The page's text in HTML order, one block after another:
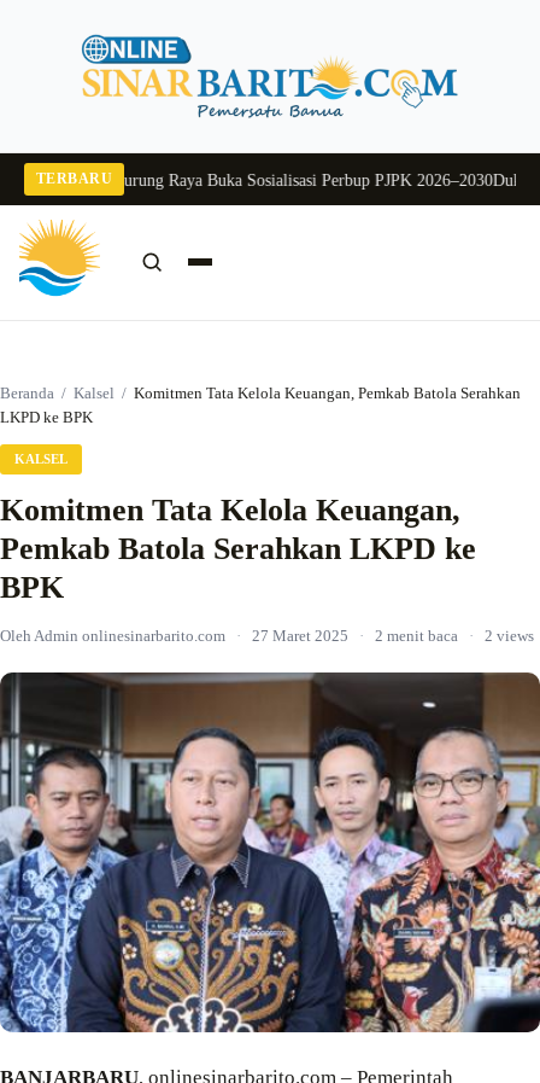
TERBARU
Pj Sekda Murung Raya Buka Sosialisasi Perbup PJPK 2026–2030Dukung
Beranda / Kalsel / Komitmen Tata Kelola Keuangan, Pemkab Batola Serahkan
LKPD ke BPK
KALSEL
Komitmen Tata Kelola Keuangan,
Pemkab Batola Serahkan LKPD ke
BPK
Oleh Admin onlinesinarbarito.com · 27 Maret 2025 · 2 menit baca · 2 views
BANJARBARU, onlinesinarbarito.com – Pemerintah